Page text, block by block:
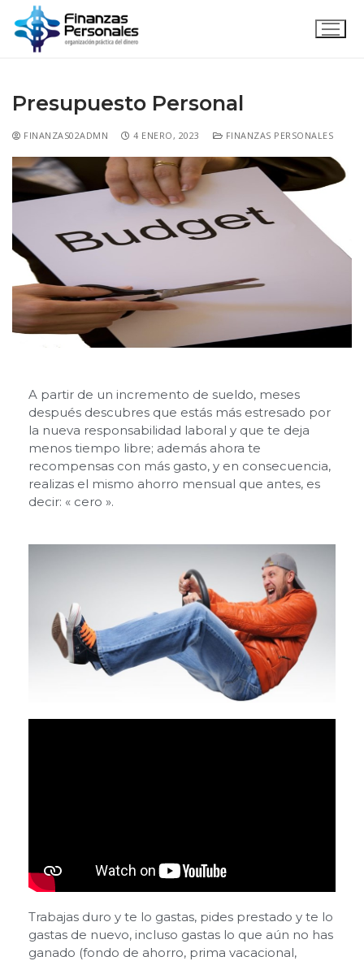
Inicio
Acerca de
Servicios
Emprende con nosotros
Blog
Contacto
Presupuesto Personal
FINANZAS02ADMN 4 ENERO, 2023 FINANZAS PERSONALES
A partir de un incremento de sueldo, meses
después descubres que estás más estresado por
la nueva responsabilidad laboral y que te deja
menos tiempo libre; además ahora te
recompensas con más gasto, y en consecuencia,
realizas el mismo ahorro mensual que antes, es
decir: « cero ».
Trabajas duro y te lo gastas, pides prestado y te lo
gastas de nuevo, incluso gastas lo que aún no has
ganado (fondo de ahorro, prima vacacional,